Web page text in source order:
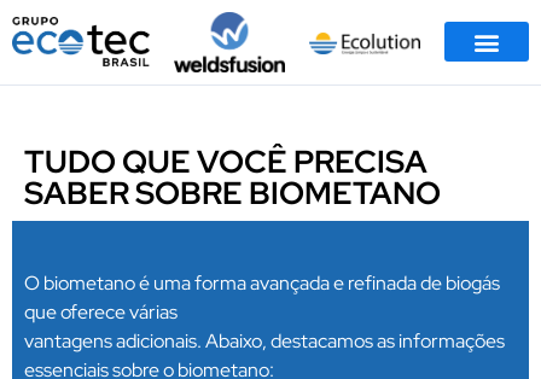
TUDO QUE VOCÊ PRECISA
SABER SOBRE BIOMETANO
O biometano é uma forma avançada e refinada de biogás
que oferece várias
vantagens adicionais. Abaixo, destacamos as informações
essenciais sobre o biometano: